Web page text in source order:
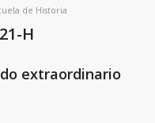
de Historia
H
extraordinario